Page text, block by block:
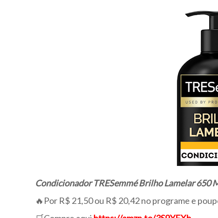
Condicionador TRESemmé Brilho Lamelar 650
🔥Por R$ 21,50 ou R$ 20,42 no programe e